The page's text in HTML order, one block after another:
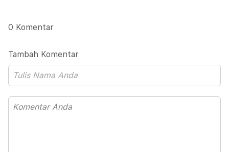
0 Komentar
Tambah Komentar